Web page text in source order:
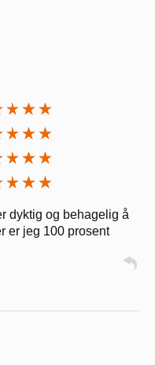
dyktig og behagelig å
er jeg 100 prosent